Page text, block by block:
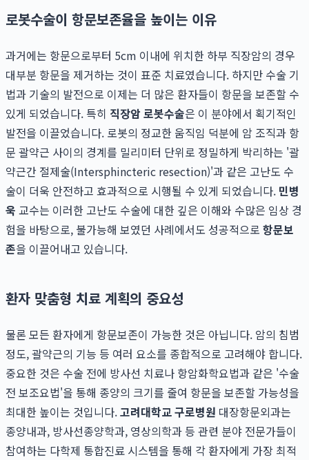
로봇수술이 항문보존율을 높이는 이유
과거에는 항문으로부터 5cm 이내에 위치한 하부 직장암의 경우
대부분 항문을 제거하는 것이 표준 치료였습니다. 하지만 수술 기
법과 기술의 발전으로 이제는 더 많은 환자들이 항문을 보존할 수
있게 되었습니다. 특히 직장암 로봇수술은 이 분야에서 획기적인
발전을 이끌었습니다. 로봇의 정교한 움직임 덕분에 암 조직과 항
문 괄약근 사이의 경계를 밀리미터 단위로 정밀하게 박리하는 '괄
약근간 절제술(Intersphincteric resection)'과 같은 고난도 수
술이 더욱 안전하고 효과적으로 시행될 수 있게 되었습니다. 민병
욱 교수는 이러한 고난도 수술에 대한 깊은 이해와 수많은 임상 경
험을 바탕으로, 불가능해 보였던 사례에서도 성공적으로 항문보
존을 이끌어내고 있습니다.
환자 맞춤형 치료 계획의 중요성
물론 모든 환자에게 항문보존이 가능한 것은 아닙니다. 암의 침범
정도, 괄약근의 기능 등 여러 요소를 종합적으로 고려해야 합니다.
중요한 것은 수술 전에 방사선 치료나 항암화학요법과 같은 '수술
전 보조요법'을 통해 종양의 크기를 줄여 항문을 보존할 가능성을
최대한 높이는 것입니다.고려대학교 구로병원 대장항문외과는
종양내과, 방사선종양학과, 영상의학과 등 관련 분야 전문가들이
참여하는 다학제 통합진료 시스템을 통해 각 환자에게 가장 최적